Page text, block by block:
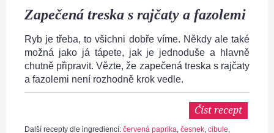
Zapečená treska s rajčaty a fazolemi
Ryb je třeba, to všichni dobře víme. Někdy ale také
možná jako já tápete, jak je jednoduše a hlavně
chutně připravit. Vězte, že zapečená treska s rajčaty
a fazolemi není rozhodně krok vedle.
Číst recept
Další recepty dle ingrediencí: červená paprika, česnek, cibule,